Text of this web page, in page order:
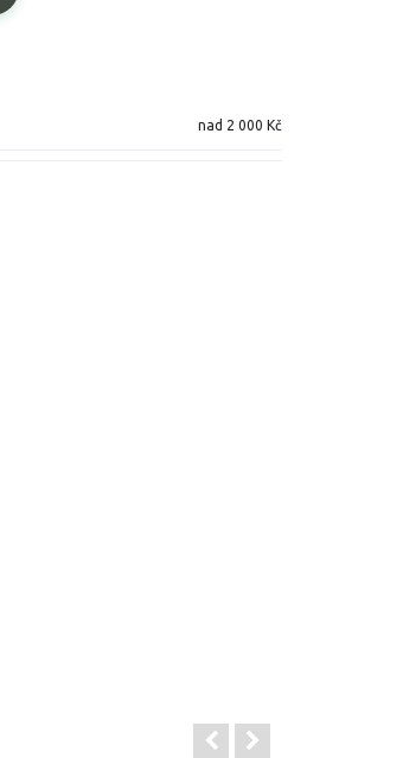
nad 2 000 Kč